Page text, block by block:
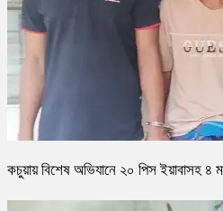
কচুয়ায় বিশেষ অভিযানে ২০ পিস ইয়াবাসহ ৪